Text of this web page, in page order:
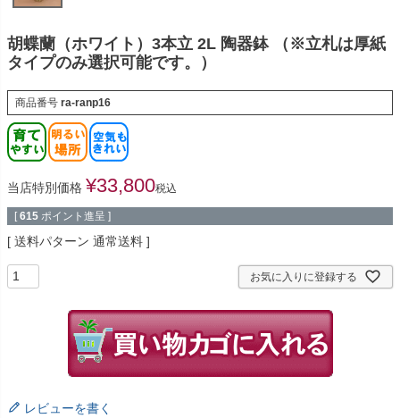
胡蝶蘭（ホワイト）3本立 2L 陶器鉢 （※立札は厚紙
タイプのみ選択可能です。）
商品番号 ra-ranp16
当店特別価格 ¥33,800税込
[ 615 ポイント進呈 ]
送料パターン 通常送料
お気に入りに登録する
レビューを書く